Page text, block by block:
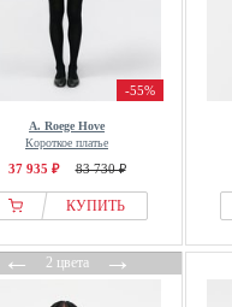
-55%
A. Roege Hove
Короткое платье
37 935 ₽ 83 730 ₽
КУПИТЬ
←2 цвета→